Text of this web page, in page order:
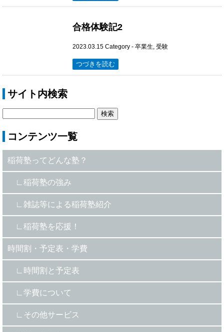
合格体験記2
2023.03.15 Category - 卒業生, 受験
つづきを読む
サイト内検索
コンテンツ一覧
稲荷塾ってどんな塾？
稲荷塾の強み
雑誌等による稲荷塾紹介
稲荷塾を応援！
時間割・予定表・学費
時間割と予定表
学費について
その他サービス